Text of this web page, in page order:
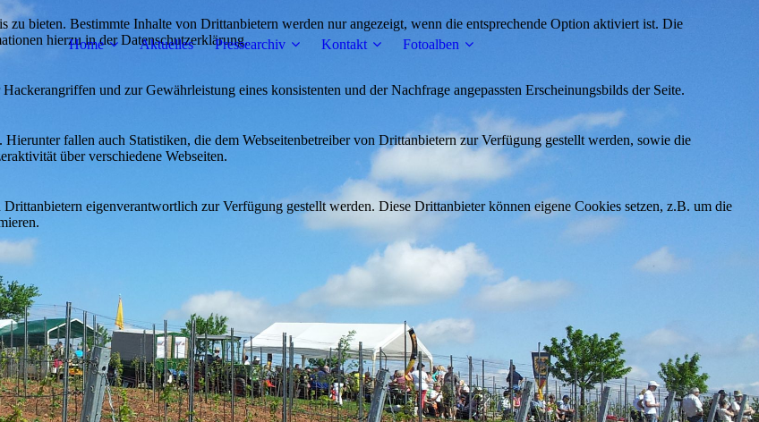
Home Aktuelles Pressearchiv Kontakt Fotoalben
zu bieten. Bestimmte Inhalte von Drittanbietern werden nur angezeigt, wenn die entsprechende Option aktiviert ist. Die
hierzu in der Datenschutzerklärung.
und zur Gewährleistung eines konsistenten und der Nachfrage angepassten Erscheinungsbilds der Seite.
fallen auch Statistiken, die dem Webseitenbetreiber von Drittanbietern zur Verfügung gestellt werden, sowie die
über verschiedene Webseiten.
eigenverantwortlich zur Verfügung gestellt werden. Diese Drittanbieter können eigene Cookies setzen, z.B. um die